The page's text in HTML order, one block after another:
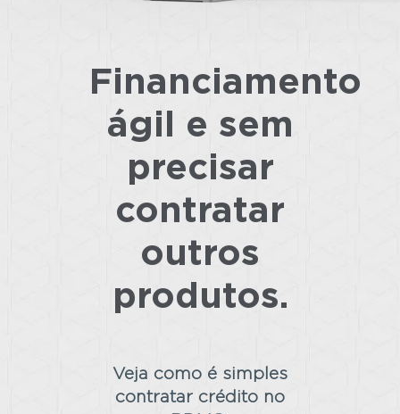
Financiamento
ágil e sem
precisar
contratar
outros
produtos.
Veja como é simples
contratar crédito no